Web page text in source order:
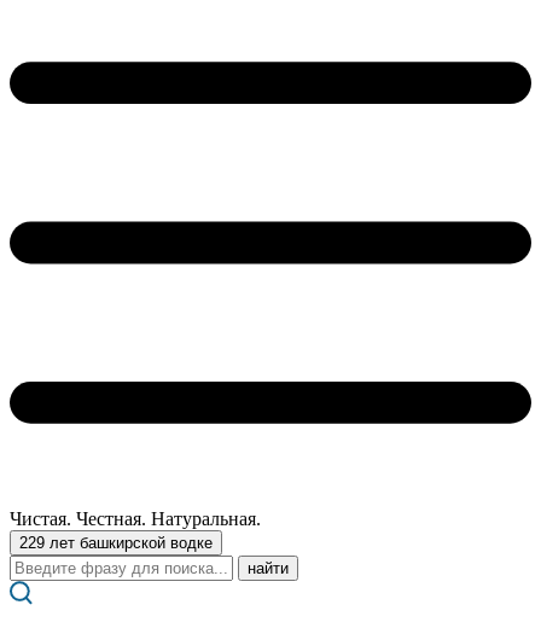
Чистая. Честная. Натуральная.
229 лет башкирской водке
Поиск: